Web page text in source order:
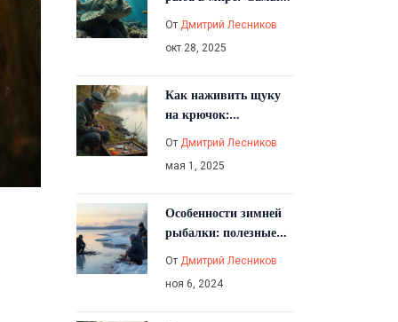
виды
От Дмитрий Лесников
окт 28, 2025
Как наживить щуку
на крючок:
От Дмитрий Лесников
мая 1, 2025
Особенности зимней
рыбалки: полезные
От Дмитрий Лесников
ноя 6, 2024